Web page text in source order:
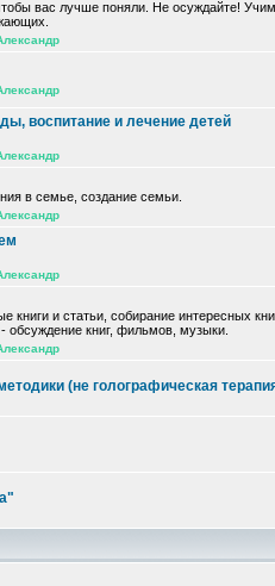
вас лучше поняли. Не осуждайте!
воспитание и лечение детей
в семье, создание семьи.
книги и статьи, собирание интересных
книг, фильмов, музыки.
(не голографическая